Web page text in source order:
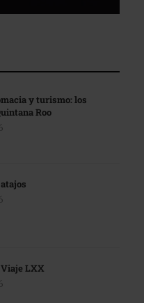
y turismo: los
Roo
LXX